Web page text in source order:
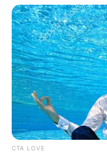
TEMAS
RECIBO DEL
CUNDINAMARCA
CORTES DE LUZ
REGIOTRAM DE
LOCALIDAD DE
CTA LOVE